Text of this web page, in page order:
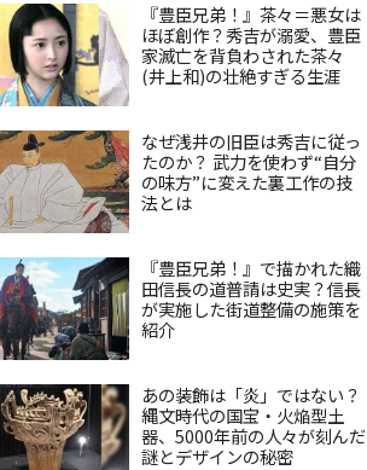
『豊臣兄弟！』茶々＝悪女は
ほぼ創作？秀吉が溺愛、豊臣
家滅亡を背負わされた茶々
(井上和)の壮絶すぎる生涯
なぜ浅井の旧臣は秀吉に従っ
たのか？ 武力を使わず“自分
の味方”に変えた裏工作の技
法とは
『豊臣兄弟！』で描かれた織
田信長の道普請は史実？信長
が実施した街道整備の施策を
紹介
あの装飾は「炎」ではない？
縄文時代の国宝・火焔型土
器、5000年前の人々が刻んだ
謎とデザインの秘密